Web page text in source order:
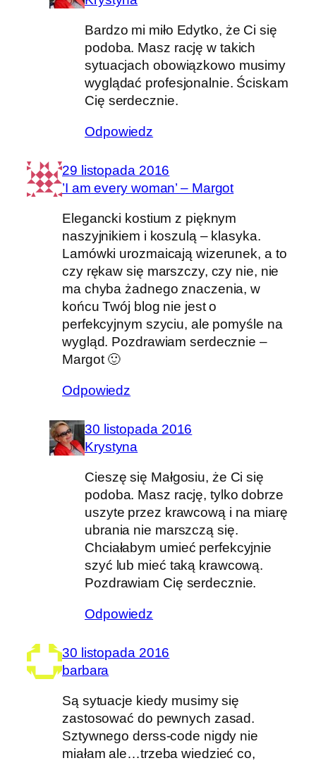
Bardzo mi miło Edytko, że Ci się
podoba. Masz rację w takich
sytuacjach obowiązkowo musimy
wyglądać profesjonalnie. Ściskam
Cię serdecznie.
Odpowiedz
29 listopada 2016
’I am every woman’ – Margot
Elegancki kostium z pięknym
naszyjnikiem i koszulą – klasyka.
Lamówki urozmaicają wizerunek, a to
czy rękaw się marszczy, czy nie, nie
ma chyba żadnego znaczenia, w
końcu Twój blog nie jest o
perfekcyjnym szyciu, ale pomyśle na
wygląd. Pozdrawiam serdecznie –
Margot 🙂
Odpowiedz
30 listopada 2016
Krystyna
Cieszę się Małgosiu, że Ci się
podoba. Masz rację, tylko dobrze
uszyte przez krawcową i na miarę
ubrania nie marszczą się.
Chciałabym umieć perfekcyjnie
szyć lub mieć taką krawcową.
Pozdrawiam Cię serdecznie.
Odpowiedz
30 listopada 2016
barbara
Są sytuacje kiedy musimy się
zastosować do pewnych zasad.
Sztywnego derss-code nigdy nie
miałam ale…trzeba wiedzieć co,